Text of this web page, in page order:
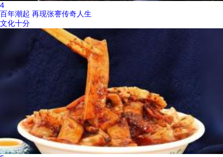
4
百年潮起 再现张謇传奇人生
文化十分